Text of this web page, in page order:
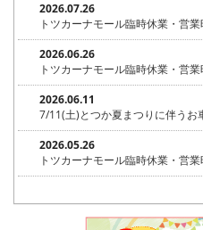
2026.07.26
トツカーナモール臨時休業・営
2026.06.26
トツカーナモール臨時休業・営
2026.06.11
7/11(土)とつか夏まつりに伴うお
2026.05.26
トツカーナモール臨時休業・営